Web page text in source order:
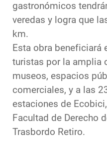
gastronómicos
veredas y logra que
km.
Esta obra beneficiará
turistas por la amplia
museos, espacios
comerciales, y a las
estaciones de
Facultad de Derecho
Trasbordo Retiro.